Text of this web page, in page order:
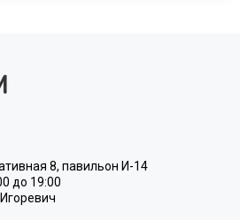
8, павильон И-14
до 19:00